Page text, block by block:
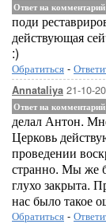
Ответ на
поди
действующая
:)
Обратиться -
Annataliya 21-10-
Ответ на
делал Антон.
Церковь
проведении
странно. Мы же
глухо закрыта.
нас было такое
Обратиться -